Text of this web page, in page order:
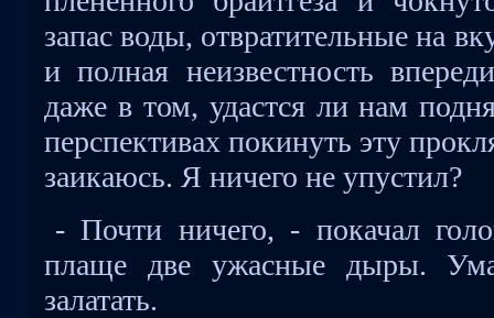
запас воды, отвратительные на
и полная неизвестность
даже в том, удастся ли нам
перспективах покинуть эту
заикаюсь. Я ничего не упустил?
- Почти ничего, - покачал
плаще две ужасные дыры.
залатать.